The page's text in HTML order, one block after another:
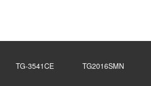
TG-3541CE TG2016SMN